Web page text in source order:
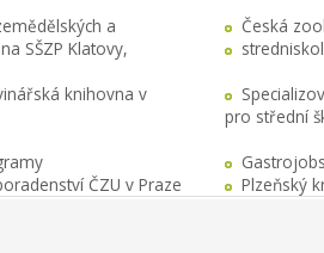
a
SŠZP Klatovy,
Česká
knihovna v
pro střední
ČZU v Praze
Plzeňský